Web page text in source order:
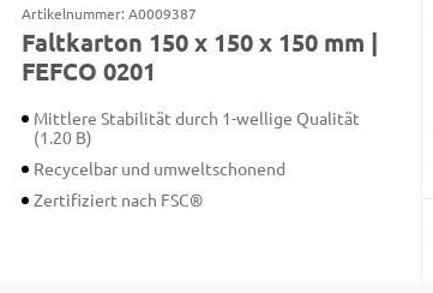
Artikelnummer: A0009387
Faltkarton 150 x 150 x 150 mm |
FEFCO 0201
Mittlere Stabilität durch 1-wellige Qualität
(1.20 B)
Recycelbar und umweltschonend
Zertifiziert nach FSC®